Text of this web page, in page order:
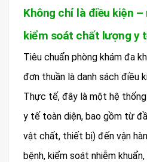
Không chỉ là điều kiện
kiểm soát chất lượng y
Tiêu chuẩn phòng khám đa
đơn thuần là danh sách điều
Thực tế, đây là một hệ
y tế toàn diện, bao gồm từ
vật chất, thiết bị) đến vận
bệnh, kiểm soát nhiễm